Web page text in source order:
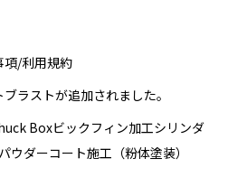
項/利用規約
ラストが追加されました。
Boxビックフィン加工シリンダ
ウダーコート施工（粉体塗装）